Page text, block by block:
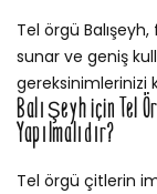
Tel örgü
sunar ve geniş
gereksinimlerinizi
Balışeyh için Tel
Yapılmalıdır?
Tel örgü çitlerin